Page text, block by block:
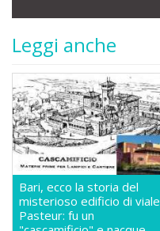
Leggi anche
Bari, ecco la storia del
misterioso edificio di viale
Pasteur: fu un